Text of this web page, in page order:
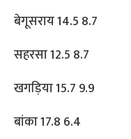
बेगूसराय 14.5 8.7
सहरसा 12.5 8.7
खगड़िया 15.7 9.9
बांका 17.8 6.4